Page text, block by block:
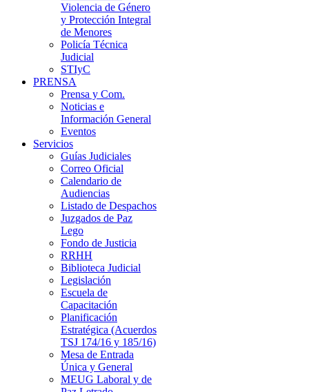
Violencia de Género
y Protección Integral
de Menores
Policía Técnica
Judicial
STIyC
PRENSA
Prensa y Com.
Noticias e
Información General
Eventos
Servicios
Guías Judiciales
Correo Oficial
Calendario de
Audiencias
Listado de Despachos
Juzgados de Paz
Lego
Fondo de Justicia
RRHH
Biblioteca Judicial
Legislación
Escuela de
Capacitación
Planificación
Estratégica (Acuerdos
TSJ 174/16 y 185/16)
Mesa de Entrada
Única y General
MEUG Laboral y de